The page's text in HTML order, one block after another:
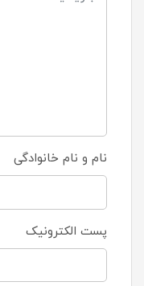
نام و نام خانوادگی
پست الکترونیک